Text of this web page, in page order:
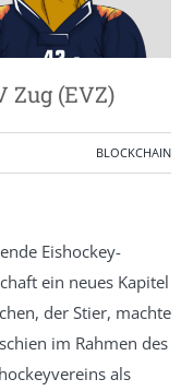
Zug (EVZ)
BLOCKCHAIN
Eishockey-
ein neues Kapitel
der Stier, machte
im Rahmen des
als